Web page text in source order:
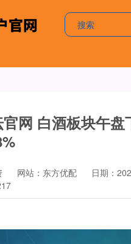
网 白酒板块午盘
网站：东方优配
日期：